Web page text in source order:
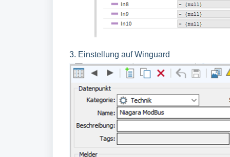
3. Einstellung auf Winguard